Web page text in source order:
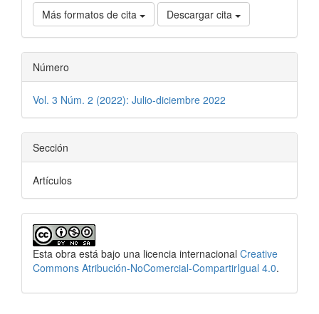
Más formatos de cita Descargar cita
Número
Vol. 3 Núm. 2 (2022): Julio-diciembre 2022
Sección
Artículos
Esta obra está bajo una licencia internacional Creative
Commons Atribución-NoComercial-CompartirIgual 4.0.